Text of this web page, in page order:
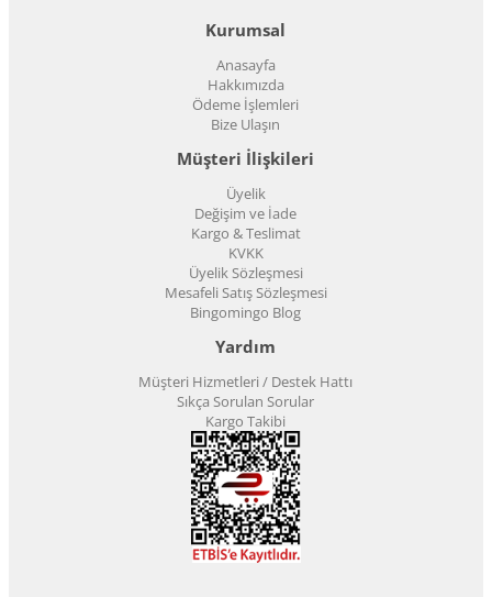
Kurumsal
Anasayfa
Hakkımızda
Ödeme İşlemleri
Bize Ulaşın
Müşteri İlişkileri
Üyelik
Değişim ve İade
Kargo & Teslimat
KVKK
Üyelik Sözleşmesi
Mesafeli Satış Sözleşmesi
Bingomingo Blog
Yardım
Müşteri Hizmetleri / Destek Hattı
Sıkça Sorulan Sorular
Kargo Takibi